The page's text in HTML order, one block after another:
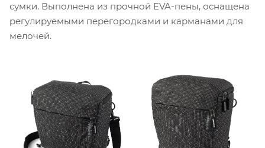
сумки. Выполнена из прочной EVA-пены, оснащена
регулируемыми перегородками и карманами для
мелочей.